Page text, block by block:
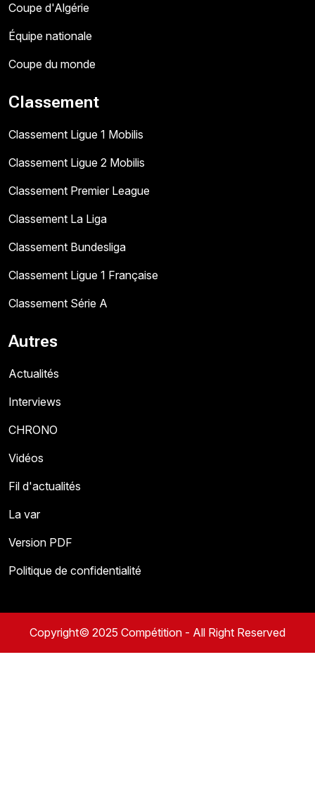
Coupe d'Algérie
Équipe nationale
Coupe du monde
Classement
Classement Ligue 1 Mobilis
Classement Ligue 2 Mobilis
Classement Premier League
Classement La Liga
Classement Bundesliga
Classement Ligue 1 Française
Classement Série A
Autres
Actualités
Interviews
CHRONO
Vidéos
Fil d'actualités
La var
Version PDF
Politique de confidentialité
Copyright© 2025 Compétition - All Right Reserved